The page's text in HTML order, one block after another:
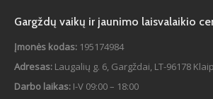
Gargždų vaikų ir jaunimo laisvalaikio
Įmonės kodas: 195174984
Adresas: Laugalių g. 6, Gargždai, LT-96178
Darbo laikas: I-V 09:00 – 18:00